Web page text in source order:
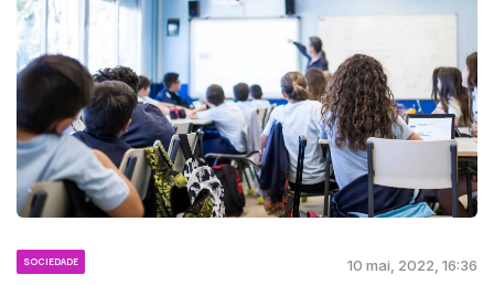
SOCIEDADE 10 mai, 2022, 16:36